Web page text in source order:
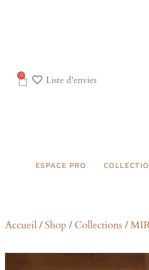
0 Liste d'envies
ESPACE PRO
Accueil/Shop /Collections /